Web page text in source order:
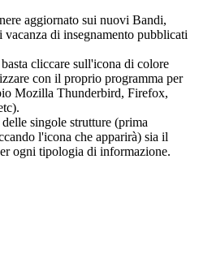
aggiornato sui nuovi Bandi,
di insegnamento pubblicati
cliccare sull'icona di colore
con il proprio programma per
Mozilla Thunderbird, Firefox,
singole strutture (prima
l'icona che apparirà) sia il
ogni tipologia di informazione.